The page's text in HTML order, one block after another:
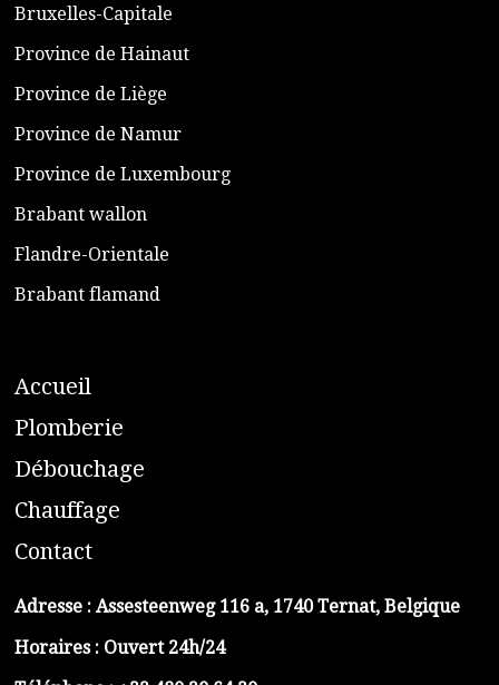
​Bruxelles-Capitale
​Province de Hainaut
Province de Liège
​Province de Namur
​Province de Luxembourg
​Brabant wallon
​Flandre-Orientale
​Brabant flamand
Accueil
​Plomberie
Débouchage
Chauffage
Contact
Adresse : Assesteenweg 116 a, 1740 Ternat, Belgique
Horaires : Ouvert 24h/24